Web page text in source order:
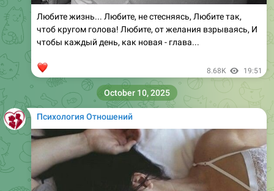
Любите жизнь... Любите, не стесняясь, Любите так,
чтоб кругом голова! Любите, от желания взрываясь, И
чтобы каждый день, как новая - глава...
8.68K 19:51
Психология Отношений
October 10, 2025